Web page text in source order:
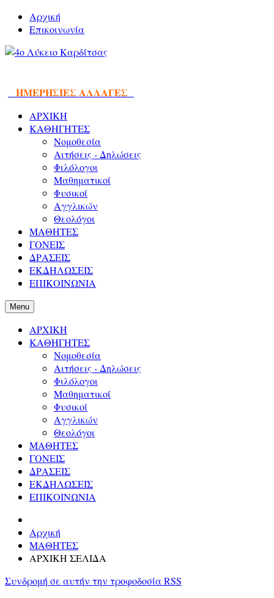
Αρχική
Επικοινωνία
ΗΜΕΡΗΣΙΕΣ ΑΛΛΑΓΕΣ
ΑΡΧΙΚΗ
ΚΑΘΗΓΗΤΕΣ
Νομοθεσία
Αιτήσεις - Δηλώσεις
Φιλόλογοι
Μαθηματικοί
Φυσικοί
Αγγλικών
Θεολόγοι
ΜΑΘΗΤΕΣ
ΓΟΝΕΙΣ
ΔΡΑΣΕΙΣ
ΕΚΔΗΛΩΣΕΙΣ
ΕΠΙΚΟΙΝΩΝΙΑ
Menu
ΑΡΧΙΚΗ
ΚΑΘΗΓΗΤΕΣ
Νομοθεσία
Αιτήσεις - Δηλώσεις
Φιλόλογοι
Μαθηματικοί
Φυσικοί
Αγγλικών
Θεολόγοι
ΜΑΘΗΤΕΣ
ΓΟΝΕΙΣ
ΔΡΑΣΕΙΣ
ΕΚΔΗΛΩΣΕΙΣ
ΕΠΙΚΟΙΝΩΝΙΑ
Αρχική
ΜΑΘΗΤΕΣ
ΑΡΧΙΚΗ ΣΕΛΙΔΑ
Συνδρομή σε αυτήν την τροφοδοσία RSS